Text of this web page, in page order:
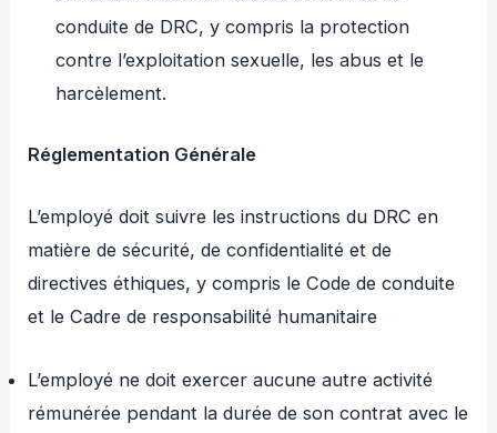
conduite de DRC, y compris la protection
contre l’exploitation sexuelle, les abus et le
harcèlement.
Réglementation Générale
L’employé doit suivre les instructions du DRC en
matière de sécurité, de confidentialité et de
directives éthiques, y compris le Code de conduite
et le Cadre de responsabilité humanitaire
L’employé ne doit exercer aucune autre activité
rémunérée pendant la durée de son contrat avec le